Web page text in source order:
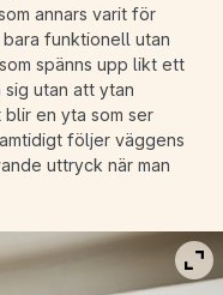
annars varit för
funktionell utan
spänns upp likt ett
utan att ytan
en yta som ser
följer väggens
uttryck när man